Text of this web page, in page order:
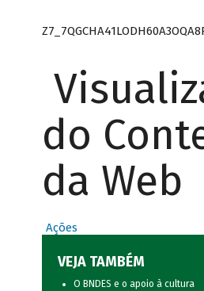
do
da Web
Ações
VEJA TAMBÉM
O BNDES e o apoio à cultura